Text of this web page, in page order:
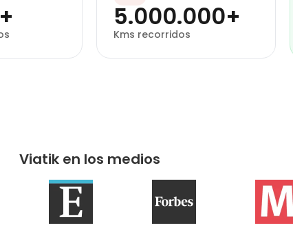
5.000.000+
Kms recorridos
Viatik en los medios